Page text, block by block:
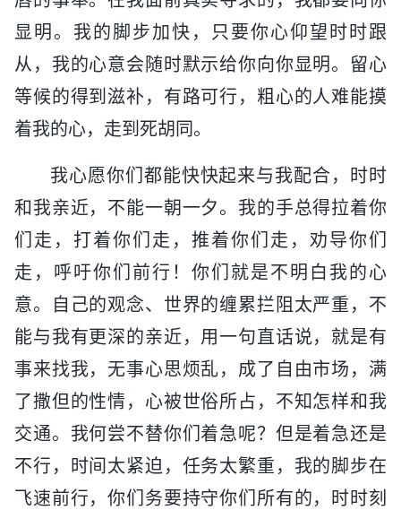
显明。我的脚步加快，只要你心仰望时时跟
从，我的心意会随时默示给你向你显明。留心
等候的得到滋补，有路可行，粗心的人难能摸
着我的心，走到死胡同。
我心愿你们都能快快起来与我配合，时时
和我亲近，不能一朝一夕。我的手总得拉着你
们走，打着你们走，推着你们走，劝导你们
走，呼吁你们前行！你们就是不明白我的心
意。自己的观念、世界的缠累拦阻太严重，不
能与我有更深的亲近，用一句直话说，就是有
事来找我，无事心思烦乱，成了自由市场，满
了撒但的性情，心被世俗所占，不知怎样和我
交通。我何尝不替你们着急呢？但是着急还是
不行，时间太紧迫，任务太繁重，我的脚步在
飞速前行，你们务要持守你们所有的，时时刻